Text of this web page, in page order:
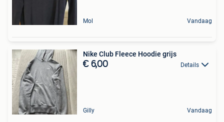
Mol Vandaag
Nike Club Fleece Hoodie grijs
€ 6,00 Details
Gilly Vandaag